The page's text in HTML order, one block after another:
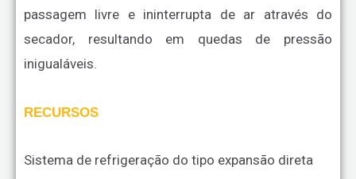
passagem livre e ininterrupta de ar através do
secador, resultando em quedas de pressão
inigualáveis.
RECURSOS
Sistema de refrigeração do tipo expansão direta